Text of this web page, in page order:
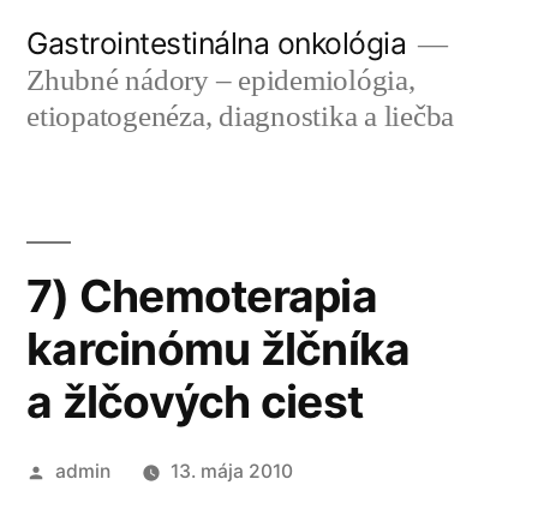
obsah
Gastrointestinálna onkológia
Zhubné nádory – epidemiológia,
etiopatogenéza, diagnostika a liečba
7) Chemoterapia
karcinómu žlčníka
a žlčových ciest
Publikoval
admin 13. mája 2010